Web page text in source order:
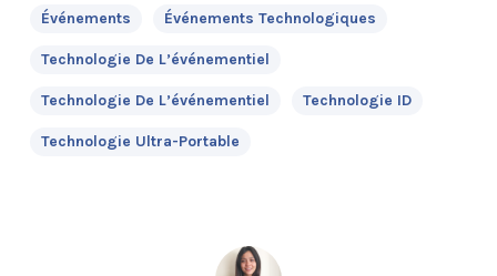
Événements Événements Technologiques
Technologie De L’événementiel
Technologie De L’événementiel Technologie ID
Technologie Ultra-Portable